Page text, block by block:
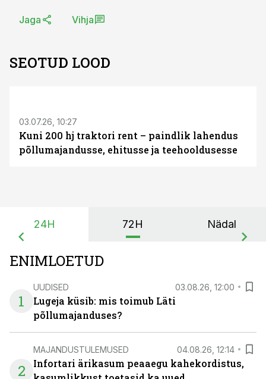
Jaga Vihja
SEOTUD LOOD
03.07.26, 10:27
Kuni 200 hj traktori rent – paindlik lahendus
põllumajandusse, ehitusse ja teehooldusesse
24H 72H Nädal
ENIMLOETUD
1
UUDISED 03.08.26, 12:00
Lugeja küsib: mis toimub Läti
põllumajanduses?
2
MAJANDUSTULEMUSED 04.08.26, 12:14
Infortari ärikasum peaaegu kahekordistus,